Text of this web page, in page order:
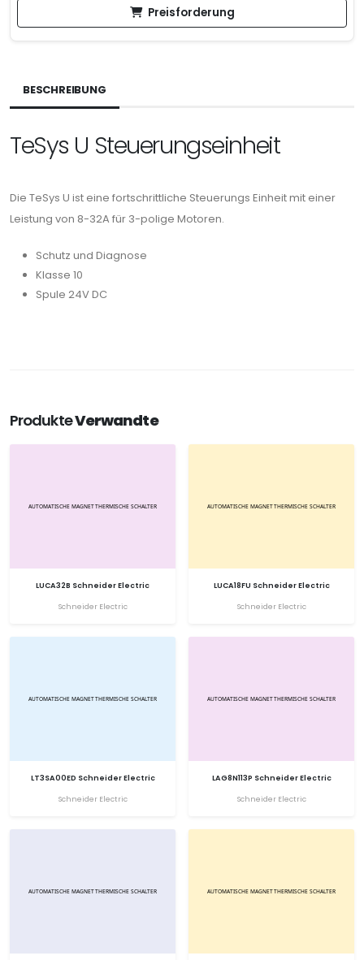
Preisforderung
BESCHREIBUNG
TeSys U Steuerungseinheit
Die TeSys U ist eine fortschrittliche Steuerungs Einheit mit einer
Leistung von 8-32A für 3-polige Motoren.
Schutz und Diagnose
Klasse 10
Spule 24V DC
ProdukteVerwandte
LUCA32B Schneider Electric
Schneider Electric
LUCA18FU Schneider Electric
Schneider Electric
LT3SA00ED Schneider Electric
Schneider Electric
LAG8N113P Schneider Electric
Schneider Electric